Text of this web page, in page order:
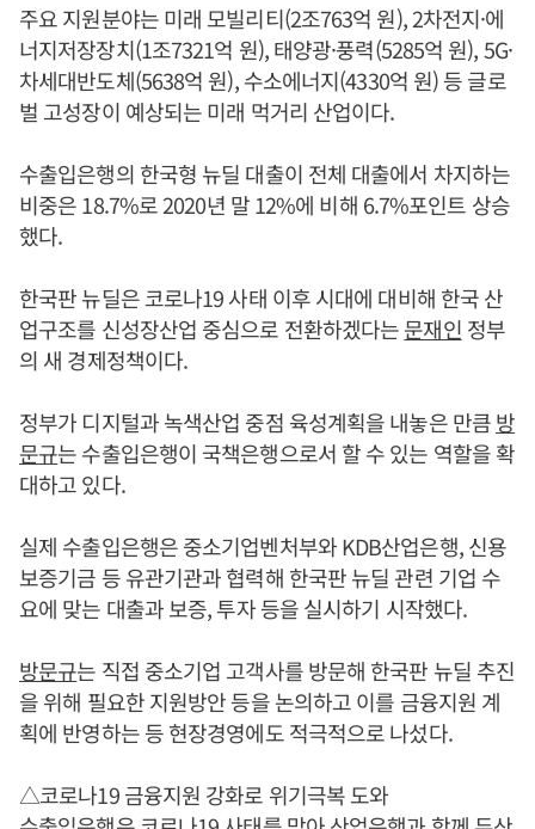
주요 지원분야는 미래 모빌리티(2조763억 원), 2차전지·에
너지저장장치(1조7321억 원), 태양광·풍력(5285억 원), 5G·
차세대반도체(5638억 원), 수소에너지(4330억 원) 등 글로
벌 고성장이 예상되는 미래 먹거리 산업이다.
수출입은행의 한국형 뉴딜 대출이 전체 대출에서 차지하는
비중은 18.7%로 2020년 말 12%에 비해 6.7%포인트 상승
했다.
한국판 뉴딜은 코로나19 사태 이후 시대에 대비해 한국 산
업구조를 신성장산업 중심으로 전환하겠다는문재인 정부
의 새 경제정책이다.
정부가 디지털과 녹색산업 중점 육성계획을 내놓은 만큼방
문규는 수출입은행이 국책은행으로서 할 수 있는 역할을 확
대하고 있다.
실제 수출입은행은 중소기업벤처부와 KDB산업은행, 신용
보증기금 등 유관기관과 협력해 한국판 뉴딜 관련 기업 수
요에 맞는 대출과 보증, 투자 등을 실시하기 시작했다.
방문규는 직접 중소기업 고객사를 방문해 한국판 뉴딜 추진
을 위해 필요한 지원방안 등을 논의하고 이를 금융지원 계
획에 반영하는 등 현장경영에도 적극적으로 나섰다.
△코로나19 금융지원 강화로 위기극복 도와